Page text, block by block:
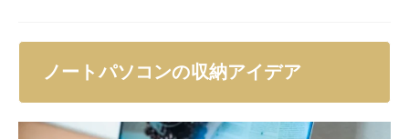
ノートパソコンの収納アイデア